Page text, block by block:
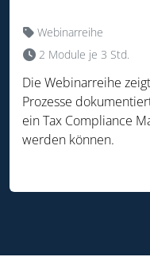
Webinarreihe
2 Module je 3 Std.
Die Webinarreihe
Prozesse
ein Tax Compliance
werden können.